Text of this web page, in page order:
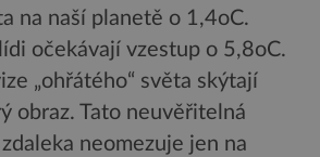
na naší planetě o 1,4oC.
očekávají vzestup o 5,8oC.
„ohřátého“ světa skýtají
obraz. Tato neuvěřitelná
neomezuje jen na